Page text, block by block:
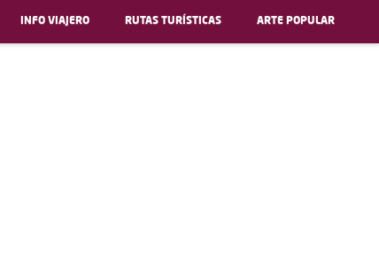
INFO VIAJERO RUTAS TURÍSTICAS ARTE POPULAR